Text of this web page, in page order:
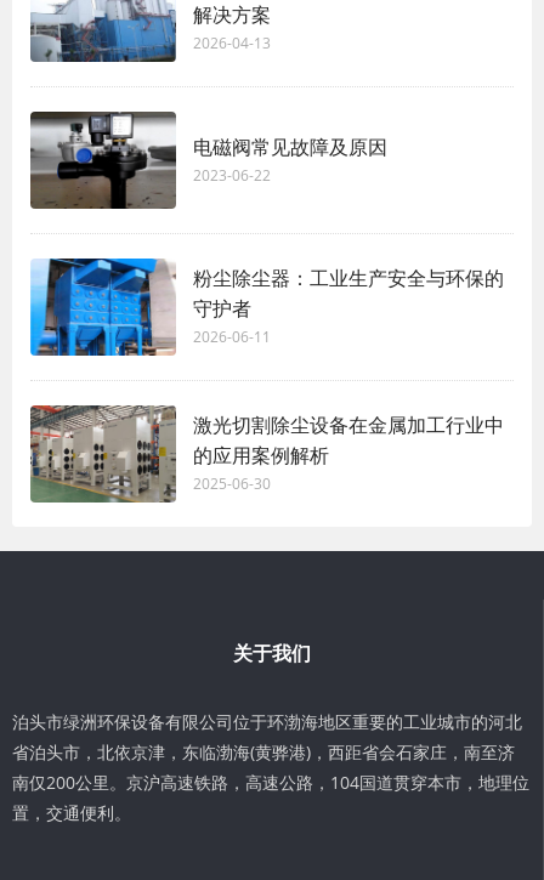
解决方案
2026-04-13
电磁阀常见故障及原因
2023-06-22
粉尘除尘器：工业生产安全与环保的
守护者
2026-06-11
激光切割除尘设备在金属加工行业中
的应用案例解析
2025-06-30
关于我们
泊头市绿洲环保设备有限公司位于环渤海地区重要的工业城市的河北
省泊头市，北依京津，东临渤海(黄骅港)，西距省会石家庄，南至济
南仅200公里。京沪高速铁路，高速公路，104国道贯穿本市，地理位
置，交通便利。